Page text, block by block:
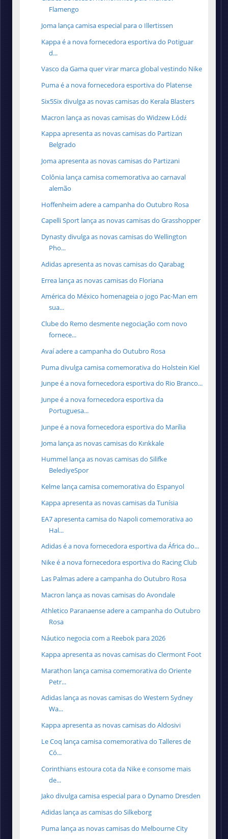
Flamengo
Joma lança camisa especial para o Illertissen
Kappa é a nova fornecedora esportiva do Potiguar
d...
Vasco da Gama quer virar marca global vestindo Nike
Puma é a nova fornecedora esportiva do Platense
Six5Six divulga as novas camisas do Kerala Blasters
Macron lança as novas camisas do Widzew Łódź
Kappa apresenta as novas camisas do Partizan
Belgrado
Joma apresenta as novas camisas do Partizani
Colônia lança camisa comemorativa ao carnaval
alemão
Hoffenheim adere a campanha do Outubro Rosa
Capelli Sport lança as novas camisas do Grasshopper
Dynasty divulga as novas camisas do Wellington
Pho...
Adidas apresenta as novas camisas do Qarabag
Errea lança as novas camisas do Floriana
América do México homenageia o jogo Pac-Man em
sua...
Clube do Remo desmente negociação com novo
fornece...
Avaí adere a campanha do Outubro Rosa
Puma divulga camisa comemorativa do Holstein Kiel
Junpe é a nova fornecedora esportiva do Rio Branco...
Junpe é a nova fornecedora esportiva da
Portuguesa...
Junpe é a nova fornecedora esportiva do Marília
Joma lança as novas camisas do Kırıkkale
Hummel lança as novas camisas do Silifke
BelediyeSpor
Kelme lança camisa comemorativa do Espanyol
Kappa apresenta as novas camisas da Tunísia
EA7 apresenta camisa do Napoli comemorativa ao
Hal...
Adidas é a nova fornecedora esportiva da África do...
Nike é a nova fornecedora esportiva do Racing Club
Las Palmas adere a campanha do Outubro Rosa
Macron lança as novas camisas do Avondale
Athletico Paranaense adere a campanha do Outubro
Rosa
Náutico negocia com a Reebok para 2026
Kappa apresenta as novas camisas do Clermont Foot
Marathon lança camisa comemorativa do Oriente
Petr...
Adidas lança as novas camisas do Western Sydney
Wa...
Kappa apresenta as novas camisas do Aldosivi
Le Coq lança camisa comemorativa do Talleres de
Có...
Corinthians estoura cota da Nike e consome mais
de...
Jako divulga camisa especial para o Dynamo Dresden
Adidas lança as camisas do Silkeborg
Puma lança as novas camisas do Melbourne City